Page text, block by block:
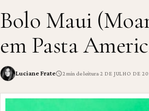
Bolo Maui
em Pasta
Luciane Frate 2min de leitura·2 DE JULHO DE